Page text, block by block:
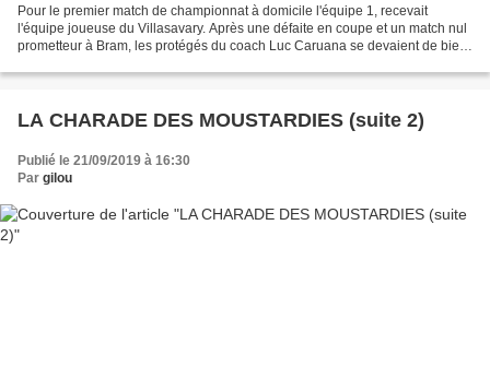
Pour le premier match de championnat à domicile l'équipe 1, recevait
l'équipe joueuse du Villasavary. Après une défaite en coupe et un match nul
prometteur à Bram, les protégés du coach Luc Caruana se devaient de bien
LA CHARADE DES MOUSTARDIES (suite 2)
Publié le 21/09/2019 à 16:30
Par gilou